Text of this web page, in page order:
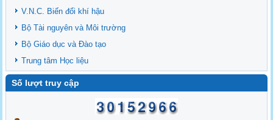
V.N.C. Biến đổi khí hậu
Bộ Tài nguyên và Môi trường
Bộ Giáo dục và Đào tạo
Trung tâm Học liệu
Số lượt truy cập